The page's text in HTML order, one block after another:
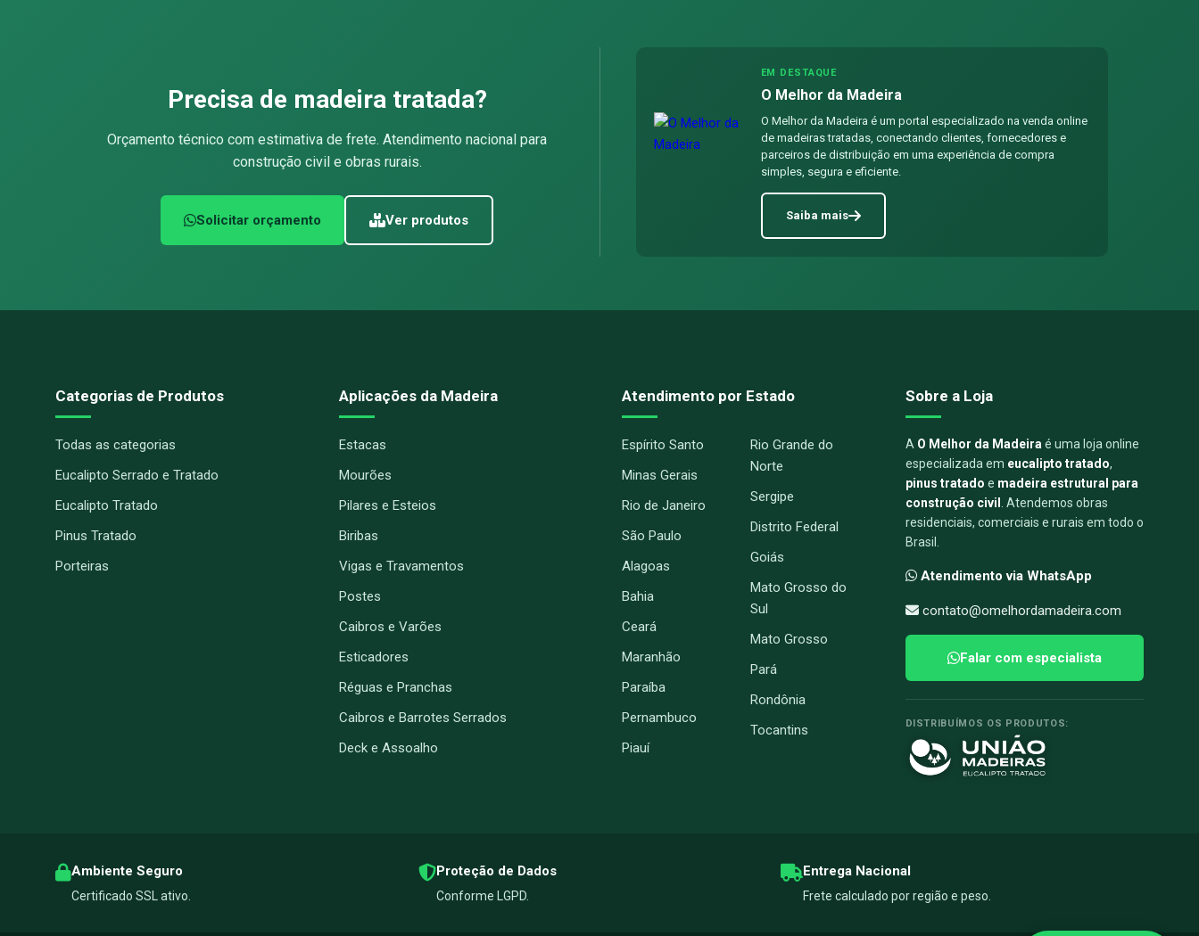
Precisa de madeira tratada?
Orçamento técnico com estimativa de frete. Atendimento nacional para
construção civil e obras rurais.
Solicitar orçamento Ver produtos
EM DESTAQUE
O Melhor da Madeira
O Melhor da Madeira é um portal especializado na venda online
de madeiras tratadas, conectando clientes, fornecedores e
parceiros de distribuição em uma experiência de compra
simples, segura e eficiente.
Saiba mais
Categorias de Produtos
Todas as categorias
Eucalipto Serrado e Tratado
Eucalipto Tratado
Pinus Tratado
Porteiras
Aplicações da Madeira
Estacas
Mourões
Pilares e Esteios
Biribas
Vigas e Travamentos
Postes
Caibros e Varões
Esticadores
Réguas e Pranchas
Caibros e Barrotes Serrados
Deck e Assoalho
Atendimento por Estado
Espírito Santo
Minas Gerais
Rio de Janeiro
São Paulo
Alagoas
Bahia
Ceará
Maranhão
Paraíba
Pernambuco
Piauí
Rio Grande do
Norte
Sergipe
Distrito Federal
Goiás
Mato Grosso do
Sul
Mato Grosso
Pará
Rondônia
Tocantins
Sobre a Loja
A O Melhor da Madeira é uma loja online
especializada em eucalipto tratado,
pinus tratado e madeira estrutural para
construção civil
. Atendemos obras
residenciais, comerciais e rurais em todo o
Brasil.
Atendimento via WhatsApp
contato@omelhordamadeira.com
Falar com especialista
DISTRIBUÍMOS OS PRODUTOS:
Ambiente Seguro
Certificado SSL ativo.
Proteção de Dados
Conforme LGPD.
Entrega Nacional
Frete calculado por região e peso.